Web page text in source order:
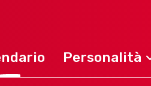
Personalità